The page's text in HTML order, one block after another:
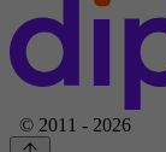
© 2011 - 2026